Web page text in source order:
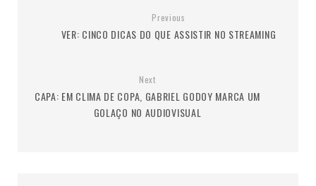
Previous
VER: CINCO DICAS DO QUE ASSISTIR NO STREAMING
Next
CAPA: EM CLIMA DE COPA, GABRIEL GODOY MARCA UM
GOLAÇO NO AUDIOVISUAL